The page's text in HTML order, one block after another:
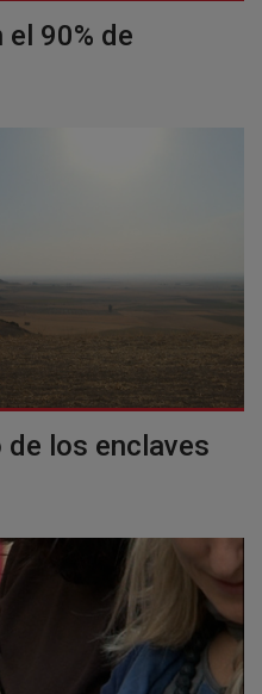
90% de
los enclaves